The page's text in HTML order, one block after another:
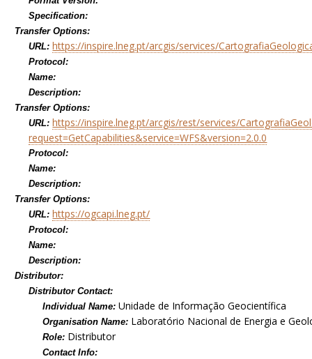
Specification:
Transfer Options:
URL: https://inspire.lneg.pt/arcgis/services/
Protocol:
Name:
Description:
Transfer Options:
URL: https://inspire.lneg.pt/arcgis/rest/services/
request=GetCapabilities&service=WFS&version=2.0.0
Protocol:
Name:
Description:
Transfer Options:
URL: https://ogcapi.lneg.pt/
Protocol:
Name:
Description:
Distributor:
Distributor Contact:
Individual Name:Unidade de Informação Geocientífica
Organisation Name: Laboratório Nacional de Energia e
Role: Distributor
Contact Info: